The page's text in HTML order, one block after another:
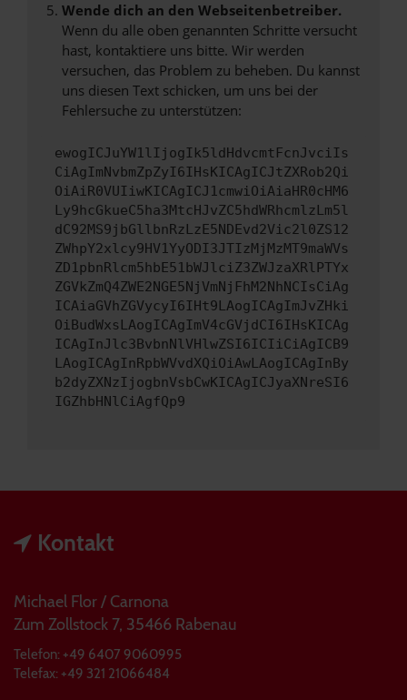
Wende dich an den Webseitenbetreiber.
Wenn du alle oben genannten Schritte versucht
hast, kontaktiere uns bitte. Wir werden
versuchen, das Problem zu beheben. Du kannst
uns diesen Text schicken, um uns bei der
Fehlersuche zu unterstützen:
ewogICJuYW1lIjogIk5ldHdvcmtFcnJvciIs
CiAgImNvbmZpZyI6IHsKICAgICJtZXRob2Qi
OiAiR0VUIiwKICAgICJ1cmwiOiAiaHR0cHM6
Ly9hcGkueC5ha3MtcHJvZC5hdWRhcmlzLm5l
dC92MS9jbGllbnRzLzE5NDEvd2Vic2l0ZS12
ZWhpY2xlcy9HV1YyODI3JTIzMjMzMT9maWVs
ZD1pbnRlcm5hbE51bWJlciZ3ZWJzaXRlPTYx
ZGVkZmQ4ZWE2NGE5NjVmNjFhM2NhNCIsCiAg
ICAiaGVhZGVycyI6IHt9LAogICAgImJvZHki
OiBudWxsLAogICAgImV4cGVjdCI6IHsKICAg
ICAgInJlc3BvbnNlVHlwZSI6ICIiCiAgICB9
LAogICAgInRpbWVvdXQiOiAwLAogICAgInBy
b2dyZXNzIjogbnVsbCwKICAgICJyaXNreSI6
IGZhbHNlCiAgfQp9
Kontakt
Michael Flor / Carnona
Zum Zollstock 7, 35466 Rabenau
Telefon: +49 6407 9060995
Telefax: +49 321 21066484